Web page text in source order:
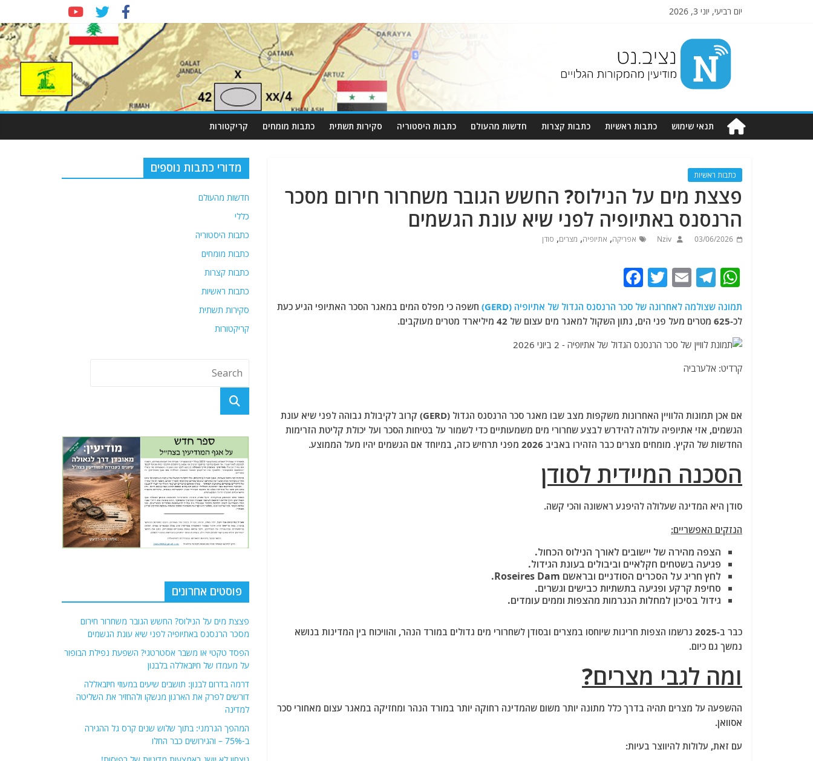
יום רביעי, יוני 3, 2026
Nziv.net
מודיעין
מהמקורות
תנאי שימוש כתבות ראשיות כתבות קצרות חדשות מהעולם כתבות היסטוריה סקירות תשתית כתבות מומחים קריקטורות
כתבות ראשיות
פצצת מים על הנילוס? החשש הגובר משחרור חירום מסכר
הרנסנס באתיופיה לפני שיא עונת הגשמים
03/06/2026
Nziv אפריקה, אתיופיה, מצרים, סודן
W
at
s
A
p
T
e
g
ra
m
E
ai
l
T
w
itt
er
c
e
b
k
תמונה שצולמה לאחרונה של סכר הרנסנס הגדול של אתיופיה (GERD)
חשפה כי מפלס המים במאגר הסכר האתיופי הגיע כעת
לכ-625 מטרים מעל פני הים, נתון השקול למאגר מים עצום של 42 מיליארד מטרים מעוקבים.
קרדיט: אלערביה
אם אכן תמונות הלוויין האחרונות משקפות מצב שבו מאגר סכר הרנסנס הגדול (GERD) קרוב לקיבולת גבוהה לפני שיא עונת
הגשמים, אזי אתיופיה עלולה להידרש לבצע שחרורי מים משמעותיים כדי לשמור על בטיחות הסכר ועל יכולת קליטת הזרימות
החדשות של הקיץ. מומחים מצרים כבר הזהירו באביב 2026 מפני תרחיש כזה, במיוחד אם הגשמים יהיו מעל הממוצע.
הסכנה המיידית לסודן
סודן היא המדינה שעלולה להיפגע ראשונה והכי קשה.
הנזקים האפשריים:
הצפה מהירה של יישובים לאורך הנילוס הכחול.
פגיעה בשטחים חקלאיים וביבולים בעונת הגידול.
לחץ חריג על הסכרים הסודניים ובראשם Roseires Dam
.
סחיפת קרקע ופגיעה בתשתיות כבישים וגשרים.
גידול בסיכון למחלות הנגרמות מהצפות וממים עומדים.
כבר ב-2025 נרשמו הצפות חריגות שיוחסו במצרים ובסודן לשחרורי מים גדולים במורד הנהר, והוויכוח בין המדינות בנושא
נמשך גם כיום.
ומה לגבי מצרים?
ההשפעה על מצרים תהיה בדרך כלל מתונה יותר משום שהמדינה רחוקה יותר במורד הנהר ומחזיקה במאגר עצום מאחורי סכר
אסוואן.
עם זאת, עלולות להיווצר בעיות:
מדורי כתבות נוספים
חדשות מהעולם
כללי
כתבות היסטוריה
כתבות מומחים
כתבות קצרות
כתבות ראשיות
סקירות תשתית
קריקטורות
פוסטים אחרונים
פצצת מים על הנילוס? החשש הגובר משחרור חירום
מסכר הרנסנס באתיופיה לפני שיא עונת הגשמים
הפסד טקטי או משבר אסטרטגי? השפעת נפילת הבופור
על מעמדו של חיזבאללה בלבנון
דרמה בדרום לבנון: תושבים שיעים במעוזי חיזבאללה
דורשים לפרק את הארגון מנשקו ולהחזיר את השליטה
למדינה
המהפך הגרמני: בתוך שלוש שנים קרס גל ההגירה
ב-75% – והגירושים כבר החלו